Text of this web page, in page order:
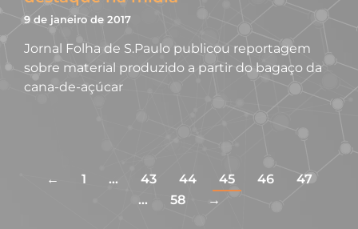
9 de janeiro de 2017
Jornal Folha de S.Paulo publicou reportagem
sobre material produzido a partir do bagaço da
cana-de-açúcar
← 1 … 43 44 45 46
47
…
58 →